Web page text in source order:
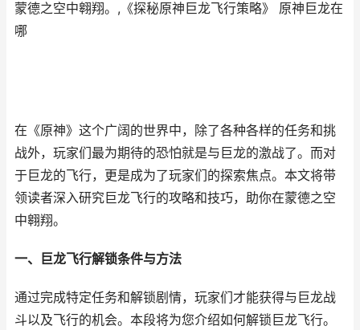
蒙德之空中翱翔。,《探秘原神巨龙飞行策略》 原神巨龙在
哪
在《原神》这个广阔的世界中，除了各种各样的任务和挑
战外，玩家们最为期待的恐怕就是与巨龙的激战了。而对
于巨龙的飞行，更是成为了玩家们的探索焦点。本文将带
领读者深入研究巨龙飞行的攻略和技巧，助你在蒙德之空
中翱翔。
一、巨龙飞行解锁条件与方法
通过完成特定任务和解锁剧情，玩家们才能获得与巨龙战
斗以及飞行的机会。本段将为您介绍如何解锁巨龙飞行。